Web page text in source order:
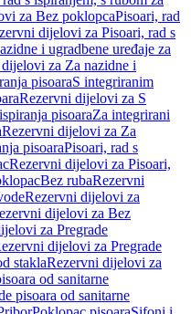
za Bez poklopcaPisoari, rad
dijelovi za Pisoari, rad s
i ugradbene uređaje za
za Za nazidne i
pisoaraS integriranim
Rezervni dijelovi za S
pisoaraZa integrirani
Rezervni dijelovi za Za
pisoaraPisoari, rad s
Rezervni dijelovi za Pisoari,
Bez rubaRezervni
Rezervni dijelovi za
dijelovi za Bez
za Pregrade
dijelovi za Pregrade
staklaRezervni dijelovi za
od sanitarne
pisoara od sanitarne